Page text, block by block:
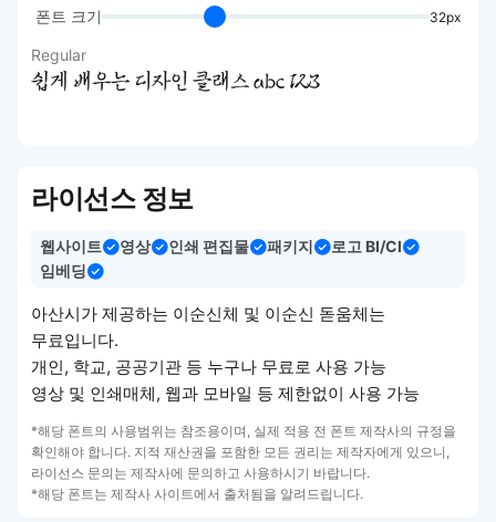
폰트 크기 32px
Regular
쉽게 배우는 디자인 클래스 abc 123
라이선스 정보
웹사이트 영상 인쇄 편집물 패키지
로고 BI/CI
임베딩
아산시가 제공하는 이순신체 및 이순신 돋움체는
무료입니다.
개인, 학교, 공공기관 등 누구나 무료로 사용 가능
영상 및 인쇄매체, 웹과 모바일 등 제한없이 사용 가능
*해당 폰트의 사용범위는 참조용이며, 실제 적용 전 폰트 제작사의 규정을
확인해야 합니다. 지적 재산권을 포함한 모든 권리는 제작자에게 있으니,
라이선스 문의는 제작사에 문의하고 사용하시기 바랍니다.
*해당 폰트는 제작사 사이트에서 출처됨을 알려드립니다.